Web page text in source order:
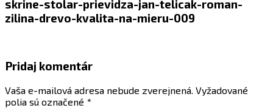
skrine-stolar-prievidza-jan-telicak-roman-
zilina-drevo-kvalita-na-mieru-009
Pridaj komentár
Vaša e-mailová adresa nebude zverejnená. Vyžadované
polia sú označené *